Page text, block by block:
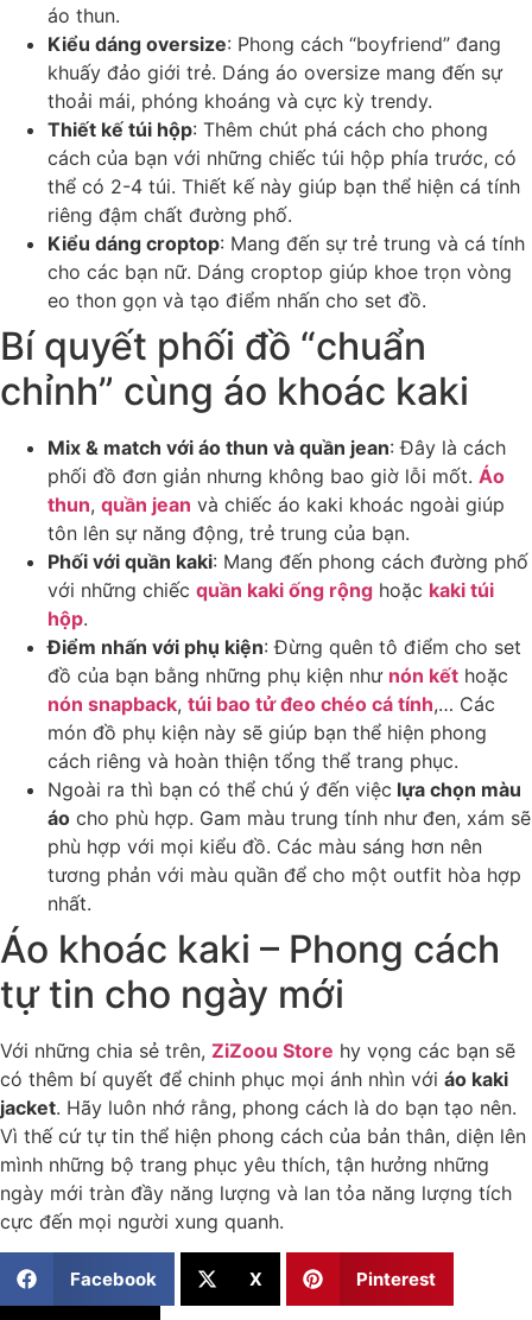
áo thun.
Kiểu dáng oversize: Phong cách “boyfriend” đang
khuấy đảo giới trẻ. Dáng áo oversize mang đến sự
thoải mái, phóng khoáng và cực kỳ trendy.
Thiết kế túi hộp: Thêm chút phá cách cho phong
cách của bạn với những chiếc túi hộp phía trước, có
thể có 2-4 túi. Thiết kế này giúp bạn thể hiện cá tính
riêng đậm chất đường phố.
Kiểu dáng croptop: Mang đến sự trẻ trung và cá tính
cho các bạn nữ. Dáng croptop giúp khoe trọn vòng
eo thon gọn và tạo điểm nhấn cho set đồ.
Bí quyết phối đồ “chuẩn
chỉnh” cùng áo khoác kaki
Mix & match với áo thun và quần jean: Đây là cách
phối đồ đơn giản nhưng không bao giờ lỗi mốt. Áo
thun, quần jean và chiếc áo kaki khoác ngoài giúp
tôn lên sự năng động, trẻ trung của bạn.
Phối với quần kaki: Mang đến phong cách đường phố
với những chiếc quần kaki ống rộng hoặc kaki túi
hộp.
Điểm nhấn với phụ kiện: Đừng quên tô điểm cho set
đồ của bạn bằng những phụ kiện như nón kết hoặc
nón snapback, túi bao tử đeo chéo cá tính,… Các
món đồ phụ kiện này sẽ giúp bạn thể hiện phong
cách riêng và hoàn thiện tổng thể trang phục.
Ngoài ra thì bạn có thể chú ý đến việc lựa chọn màu
áo cho phù hợp. Gam màu trung tính như đen, xám sẽ
phù hợp với mọi kiểu đồ. Các màu sáng hơn nên
tương phản với màu quần để cho một outfit hòa hợp
nhất.
Áo khoác kaki – Phong cách
tự tin cho ngày mới
Với những chia sẻ trên, ZiZoou Store hy vọng các bạn sẽ
có thêm bí quyết để chinh phục mọi ánh nhìn với áo kaki
jacket. Hãy luôn nhớ rằng, phong cách là do bạn tạo nên.
Vì thế cứ tự tin thể hiện phong cách của bản thân, diện lên
mình những bộ trang phục yêu thích, tận hưởng những
ngày mới tràn đầy năng lượng và lan tỏa năng lượng tích
cực đến mọi người xung quanh.
Facebook X Pinterest